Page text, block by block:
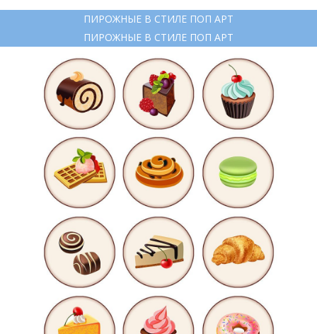
ПИРОЖНЫЕ В СТИЛЕ ПОП АРТ
ПИРОЖНЫЕ В СТИЛЕ ПОП АРТ